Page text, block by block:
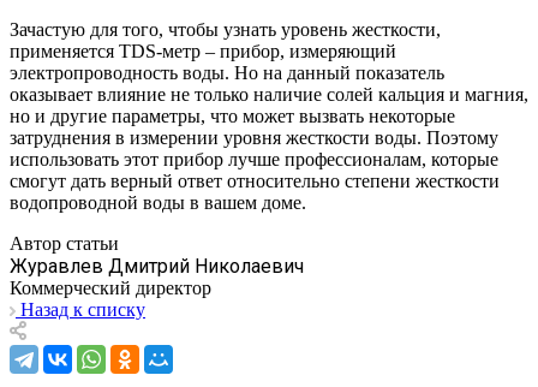
Зачастую для того, чтобы узнать уровень жесткости,
применяется TDS-метр – прибор, измеряющий
электропроводность воды. Но на данный показатель
оказывает влияние не только наличие солей кальция и магния,
но и другие параметры, что может вызвать некоторые
затруднения в измерении уровня жесткости воды. Поэтому
использовать этот прибор лучше профессионалам, которые
смогут дать верный ответ относительно степени жесткости
водопроводной воды в вашем доме.
Автор статьи
Журавлев Дмитрий Николаевич
Коммерческий директор
Назад к списку